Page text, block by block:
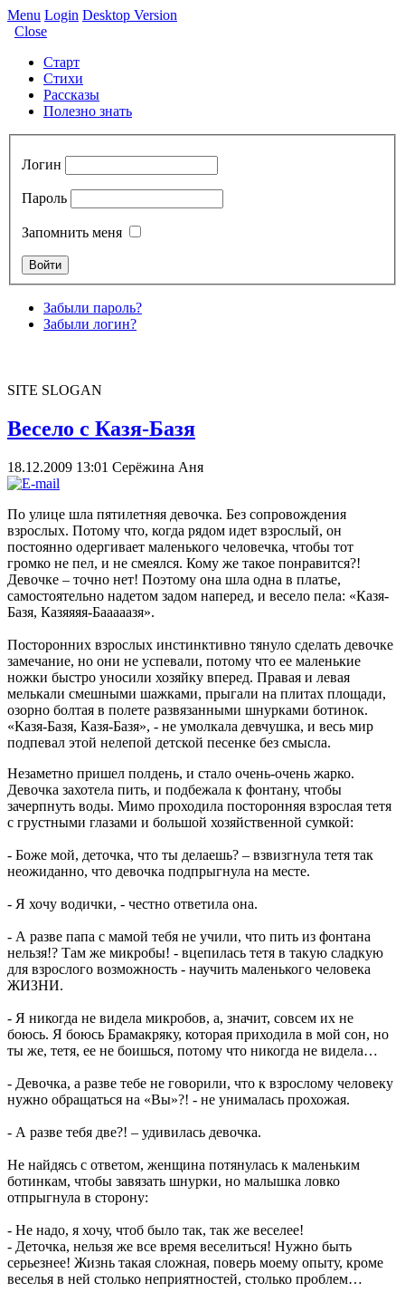
Menu Login Desktop Version
Close
Старт
Стихи
Рассказы
Полезно знать
Логин
Пароль
Запомнить меня
Забыли пароль?
Забыли логин?
SITE SLOGAN
Весело с Казя-Базя
18.12.2009 13:01 Серёжина Аня
По улице шла пятилетняя девочка. Без сопровождения
взрослых. Потому что, когда рядом идет взрослый, он
постоянно одергивает маленького человечка, чтобы тот
громко не пел, и не смеялся. Кому же такое понравится?!
Девочке – точно нет! Поэтому она шла одна в платье,
самостоятельно надетом задом наперед, и весело пела: «Казя-
Базя, Казяяяя-Бааааазя».
Посторонних взрослых инстинктивно тянуло сделать девочке
замечание, но они не успевали, потому что ее маленькие
ножки быстро уносили хозяйку вперед. Правая и левая
мелькали смешными шажками, прыгали на плитах площади,
озорно болтая в полете развязанными шнурками ботинок.
«Казя-Базя, Казя-Базя», - не умолкала девчушка, и весь мир
подпевал этой нелепой детской песенке без смысла.
Незаметно пришел полдень, и стало очень-очень жарко.
Девочка захотела пить, и подбежала к фонтану, чтобы
зачерпнуть воды. Мимо проходила посторонняя взрослая тетя
с грустными глазами и большой хозяйственной сумкой:
- Боже мой, деточка, что ты делаешь? – взвизгнула тетя так
неожиданно, что девочка подпрыгнула на месте.
- Я хочу водички, - честно ответила она.
- А разве папа с мамой тебя не учили, что пить из фонтана
нельзя!? Там же микробы! - вцепилась тетя в такую сладкую
для взрослого возможность - научить маленького человека
ЖИЗНИ.
- Я никогда не видела микробов, а, значит, совсем их не
боюсь. Я боюсь Брамакряку, которая приходила в мой сон, но
ты же, тетя, ее не боишься, потому что никогда не видела…
- Девочка, а разве тебе не говорили, что к взрослому человеку
нужно обращаться на «Вы»?! - не унималась прохожая.
- А разве тебя две?! – удивилась девочка.
Не найдясь с ответом, женщина потянулась к маленьким
ботинкам, чтобы завязать шнурки, но малышка ловко
отпрыгнула в сторону:
- Не надо, я хочу, чтоб было так, так же веселее!
- Деточка, нельзя же все время веселиться! Нужно быть
серьезнее! Жизнь такая сложная, поверь моему опыту, кроме
веселья в ней столько неприятностей, столько проблем…